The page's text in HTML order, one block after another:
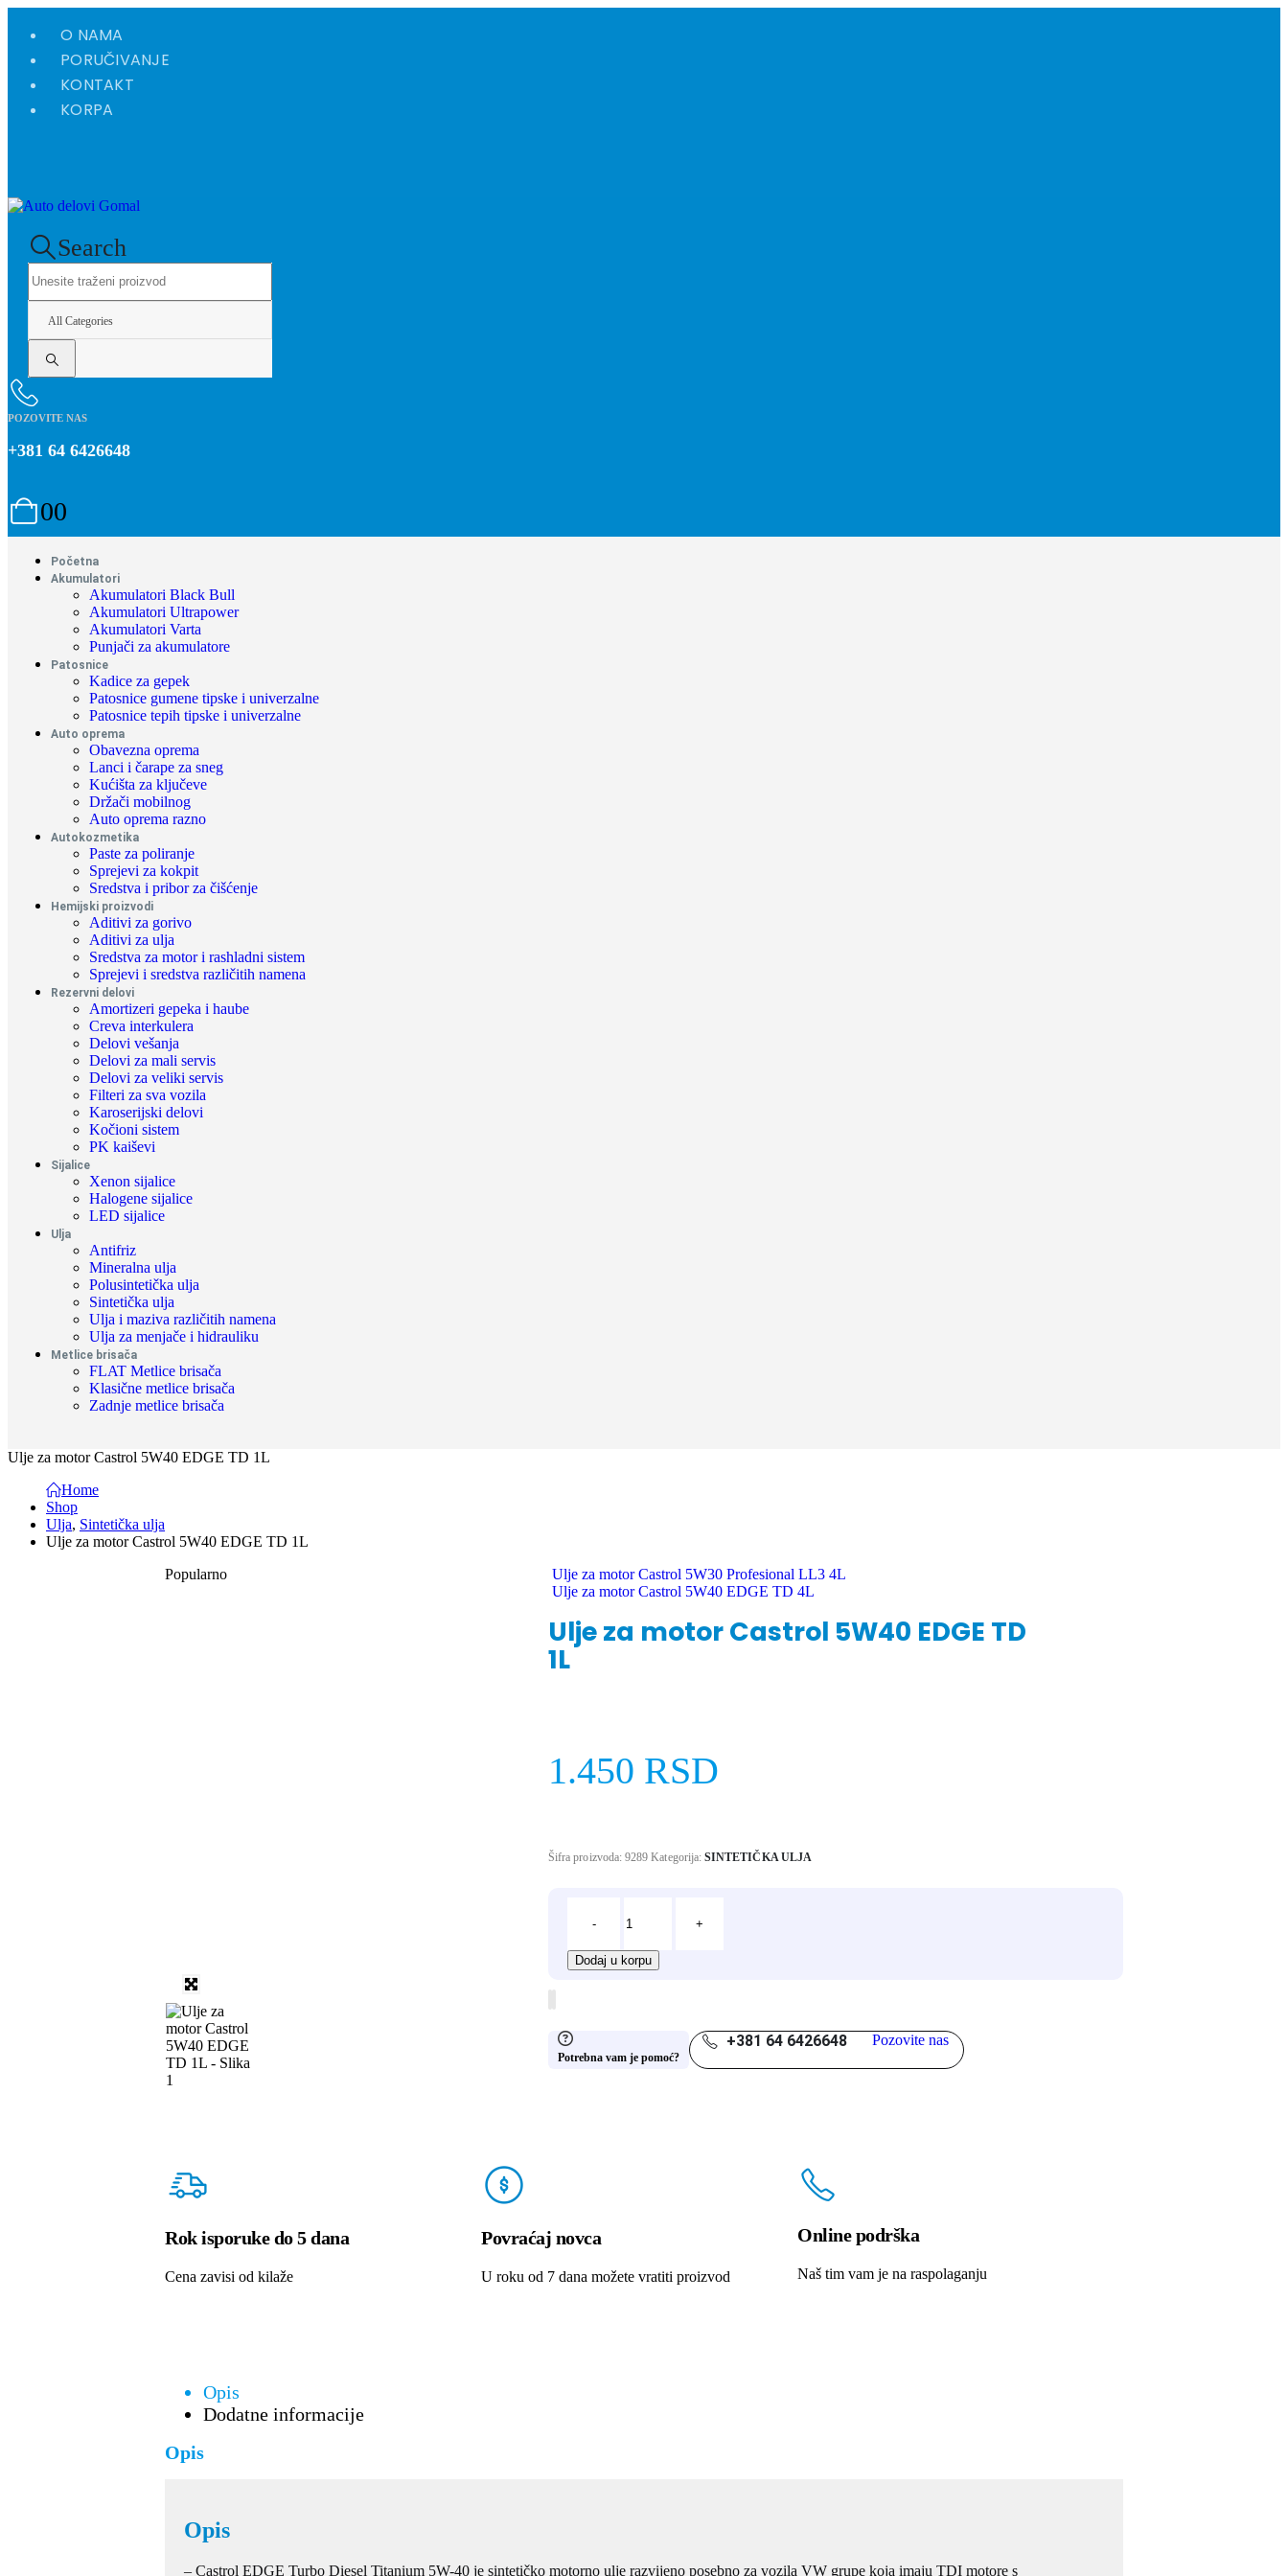
O NAMA
PORUČIVANJE
KONTAKT
KORPA
Search
All Categories
POZOVITE NAS
+381 64 6426648
00
Početna
Akumulatori
Akumulatori Black Bull
Akumulatori Ultrapower
Akumulatori Varta
Punjači za akumulatore
Patosnice
Kadice za gepek
Patosnice gumene tipske i univerzalne
Patosnice tepih tipske i univerzalne
Auto oprema
Obavezna oprema
Lanci i čarape za sneg
Kućišta za ključeve
Držači mobilnog
Auto oprema razno
Autokozmetika
Paste za poliranje
Sprejevi za kokpit
Sredstva i pribor za čišćenje
Hemijski proizvodi
Aditivi za gorivo
Aditivi za ulja
Sredstva za motor i rashladni sistem
Sprejevi i sredstva različitih namena
Rezervni delovi
Amortizeri gepeka i haube
Creva interkulera
Delovi vešanja
Delovi za mali servis
Delovi za veliki servis
Filteri za sva vozila
Karoserijski delovi
Kočioni sistem
PK kaiševi
Sijalice
Xenon sijalice
Halogene sijalice
LED sijalice
Ulja
Antifriz
Mineralna ulja
Polusintetička ulja
Sintetička ulja
Ulja i maziva različitih namena
Ulja za menjače i hidrauliku
Metlice brisača
FLAT Metlice brisača
Klasične metlice brisača
Zadnje metlice brisača
Ulje za motor Castrol 5W40 EDGE TD 1L
Home
Shop
Ulja, Sintetička ulja
Ulje za motor Castrol 5W40 EDGE TD 1L
Popularno
Ulje za motor Castrol 5W30 Profesional LL3 4L
Ulje za motor Castrol 5W40 EDGE TD 4L
Ulje za motor Castrol 5W40 EDGE TD
1L
1.450 RSD
Šifra proizvoda:9289 Kategorija:SINTETIČKA ULJA
- +
Dodaj u korpu
Potrebna vam je pomoć?
+381 64 6426648 Pozovite nas
Rok isporuke do 5 dana
Cena zavisi od kilaže
Povraćaj novca
U roku od 7 dana možete vratiti proizvod
Online podrška
Naš tim vam je na raspolaganju
Opis
Dodatne informacije
Opis
Opis
– Castrol EDGE Turbo Diesel Titanium 5W-40 je sintetičko motorno ulje razvijeno posebno za vozila VW grupe koja imaju TDI motore s